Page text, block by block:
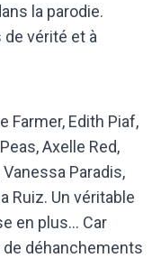
la parodie.
vérité et à
Farmer, Edith Piaf,
Axelle Red,
Paradis,
Ruiz. Un véritable
en plus... Car
de déhanchements